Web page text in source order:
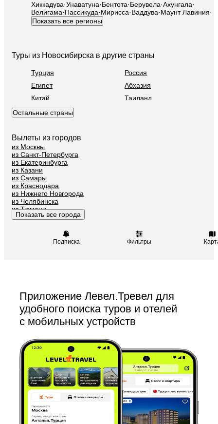
Подписка Фильтры
Хиккадува·Унаватуна·Бентота·Берувела·Ахунгала·
Велигама·Пассикуда·Мирисса·Ваддува·Маунт Лавиния·
Показать все регионы
Туры из Новосибирска в другие страны
Турция
Россия
Египет
Абхазия
Китай
Таиланд
Вьетнам
Беларусь
Шри-Ланка
Азербайджан
Сербия
Киргизия
Саудовская Аравия
Венгрия
Остальные страны
Вылеты из городов
из Москвы
из Санкт-Петербурга
из Екатеринбурга
из Казани
из Самары
из Краснодара
из Нижнего Новгорода
из Челябинска
из Тюмени
из Минеральных Вод
Показать все города
Приложение Левел.Тревел для
удобного поиска туров и отелей
с мобильных устройств